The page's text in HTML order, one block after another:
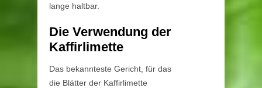
lange haltbar.
Die Verwendung der
Kaffirlimette
Das bekannteste Gericht, für das
die Blätter der Kaffirlimette